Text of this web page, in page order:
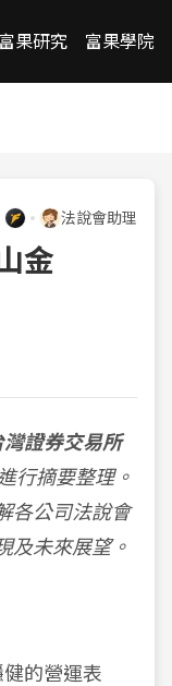
富果研究 富果學院
法說會助理
金
灣證券交易所
行摘要整理。
各公司法說會
及未來展望。
的營運表